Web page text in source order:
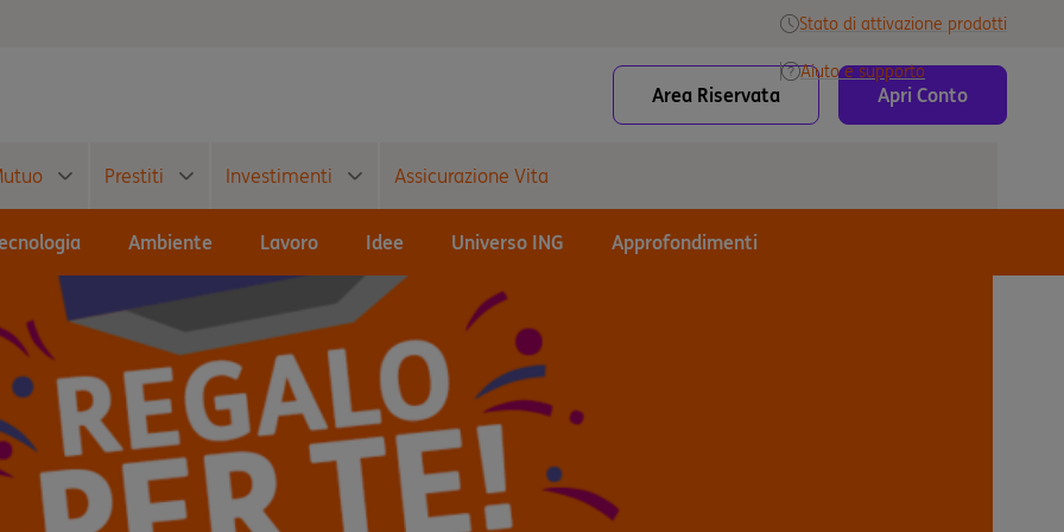
Stato di attivazione prodotti
Aiuto e supporto
Area Riservata Apri Conto
Prestiti Investimenti Assicurazione Vita
Ambiente Lavoro Idee Universo ING Approfondimenti